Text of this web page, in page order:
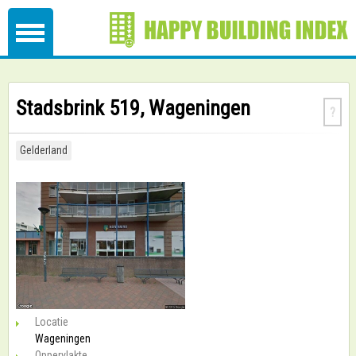
Stadsbrink 519, Wageningen ?
Gelderland
Locatie
Wageningen